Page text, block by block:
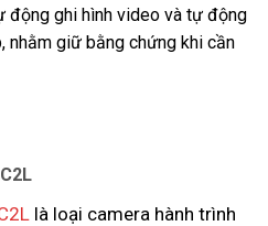
động ghi hình video và tự động
nhằm giữ bằng chứng khi cần
là loại camera hành trình